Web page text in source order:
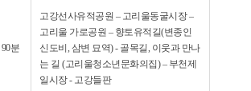
90분
고강선사유적공원 – 고리울동굴시장 –
고리울 가로공원 – 향토유적길(변종인
신도비, 삼변 묘역) - 골목길, 이웃과 만나
는 길 (고리울청소년문화의집) – 부천제
일시장 - 고강들판